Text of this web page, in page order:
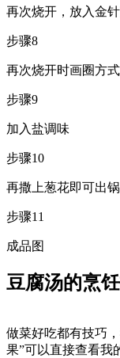
再次烧开，放入金
步骤8
再次烧开时画圈方
步骤9
加入盐调味
步骤10
再撒上葱花即可出锅
步骤11
成品图
豆腐汤的烹
做菜好吃都有技巧
果”可以直接查看我